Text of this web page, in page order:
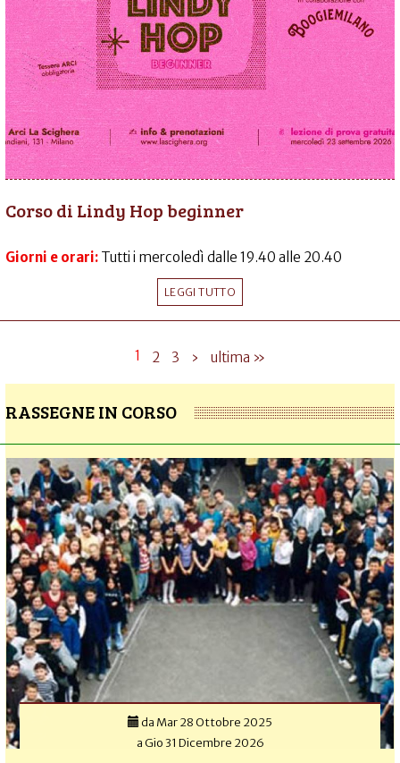
Corso di Lindy Hop beginner
Giorni e orari: Tutti i mercoledì dalle 19.40 alle 20.40
LEGGI TUTTO
1 2 3 › ultima »
RASSEGNE IN CORSO
da Mar 28 Ottobre 2025
aGio 31 Dicembre 2026